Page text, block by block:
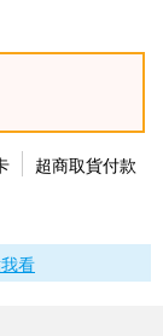
超商取貨付款
看